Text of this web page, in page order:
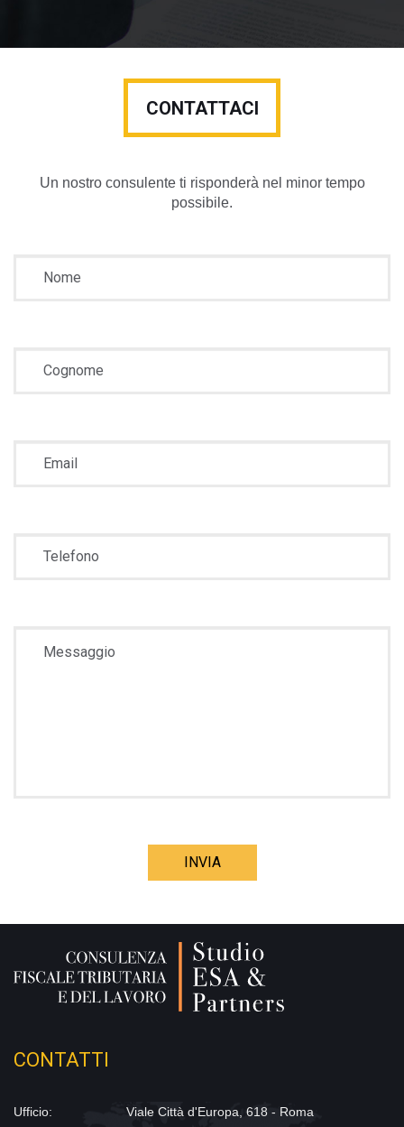
CONTATTACI
Un nostro consulente ti risponderà nel minor tempo
possibile.
CONTATTI
Ufficio: Viale Città d'Europa, 618 - Roma